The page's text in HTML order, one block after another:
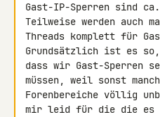
Gast-IP-Sperren sind
Teilweise werden auch
Threads komplett für
Grundsätzlich ist es so,
dass wir Gast-Sperren
müssen, weil sonst
Forenbereiche völlig
mir leid für die die es